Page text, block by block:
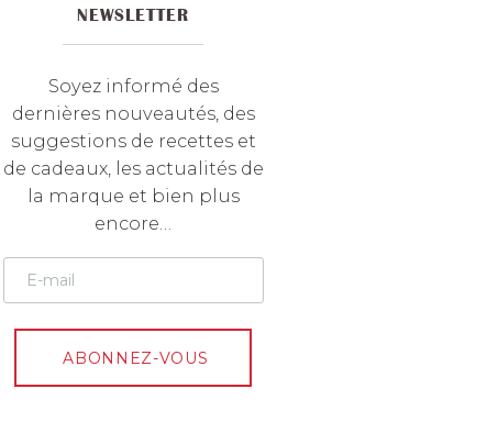
NEWSLETTER
Soyez informé des
dernières nouveautés, des
suggestions de recettes et
de cadeaux, les actualités de
la marque et bien plus
encore…